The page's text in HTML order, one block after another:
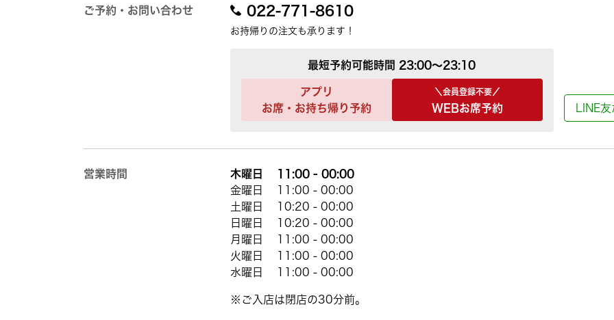
ご予約・お問い合わせ 022-771-8610
お持帰りの注文も承ります！
最短予約可能時間 23:00～23:10
アプリ
お席・お持ち帰り予約
＼会員登録不要／
WEBお席予約 LINE
営業時間
木曜日 11:00 - 00:00
金曜日 11:00 - 00:00
土曜日 10:20 - 00:00
日曜日 10:20 - 00:00
月曜日 11:00 - 00:00
火曜日 11:00 - 00:00
水曜日 11:00 - 00:00
※ご入店は閉店の30分前。